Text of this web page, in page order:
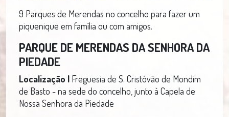
9 Parques de Merendas no concelho para fazer um
piquenique em família ou com amigos.
PARQUE DE MERENDAS DA SENHORA DA
PIEDADE
Localização | Freguesia de S. Cristóvão de Mondim
de Basto - na sede do concelho, junto à Capela de
Nossa Senhora da Piedade